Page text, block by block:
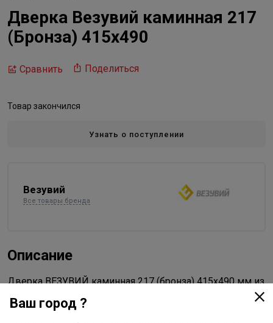
Дверка Везувий каминная 217
(Бронза) 415x490
Сравнить Поделиться
Товар закончился
Узнать о поступлении
Везувий
Все товары бренда
Описание
Дверка ВЕЗУВИЙ каминная 217 (бронза) 415x490 мм из
жаростойкого чугуна со стеклом толщиной 4 мм,
размер стекла 301х365 мм. Посадочный размер
Ваш город ?